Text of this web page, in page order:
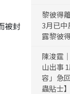
被封
黎彼得
3月已中
露黎彼
陳浚霆
山出事
容」急
蟲貼士】